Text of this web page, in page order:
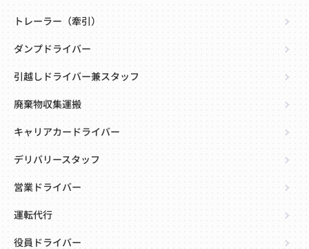
トレーラー（牽引）
ダンプドライバー
引越しドライバー兼スタッフ
廃棄物収集運搬
キャリアカードライバー
デリバリースタッフ
営業ドライバー
運転代行
役員ドライバー